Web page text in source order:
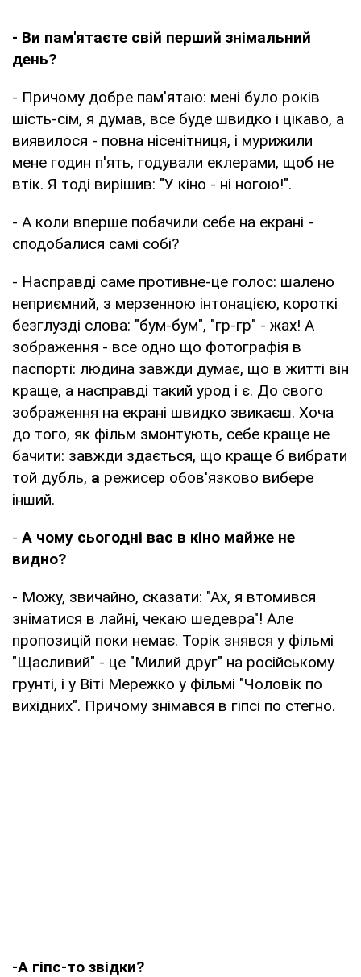
- Ви пам'ятаєте свій перший знімальний
день?
- Причому добре пам'ятаю: мені було років
шість-сім, я думав, все буде швидко і цікаво, а
виявилося - повна нісенітниця, і мурижили
мене годин п'ять, годували еклерами, щоб не
втік. Я тоді вирішив: "У кіно - ні ногою!".
- А коли вперше побачили себе на екрані -
сподобалися самі собі?
- Насправді саме противне-це голос: шалено
неприємний, з мерзенною інтонацією, короткі
безглузді слова: "бум-бум", "гр-гр" - жах! А
зображення - все одно що фотографія в
паспорті: людина завжди думає, що в житті він
краще, а насправді такий урод і є. До свого
зображення на екрані швидко звикаєш. Хоча
до того, як фільм змонтують, себе краще не
бачити: завжди здається, що краще б вибрати
той дубль, а режисер обов'язково вибере
інший.
- А чому сьогодні вас в кіно майже не
видно?
- Можу, звичайно, сказати: "Ах, я втомився
зніматися в лайні, чекаю шедевра"! Але
пропозицій поки немає. Торік знявся у фільмі
"Щасливий" - це "Милий друг" на російському
грунті, і у Віті Мережко у фільмі "Чоловік по
вихідних". Причому знімався в гіпсі по стегно.
-А гіпс-то звідки?